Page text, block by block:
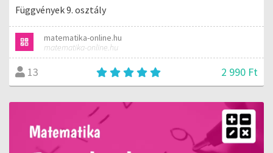
Függvények 9. osztály
matematika-online.hu
matematika-online.hu
13 2 990 Ft